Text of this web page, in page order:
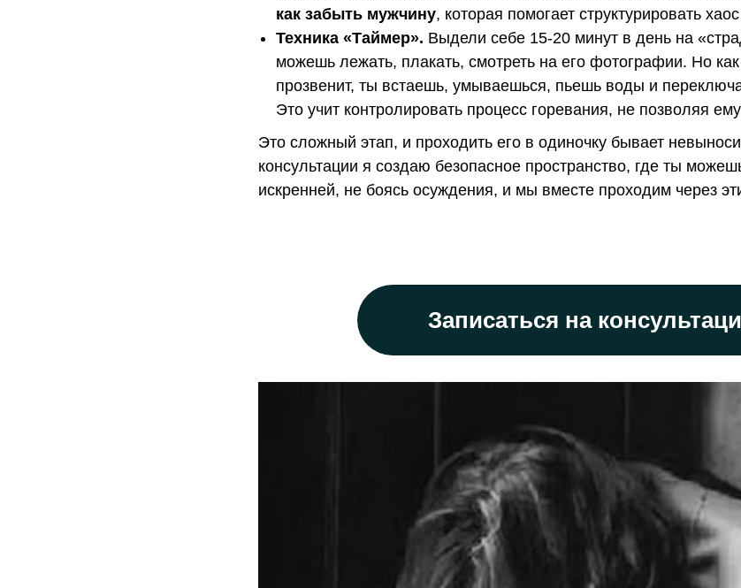
как забыть мужчину, которая помогает структурировать
Техника «Таймер». Выдели себе 15-20 минут в день на
можешь лежать, плакать, смотреть на его фотографии. Но
прозвенит, ты встаешь, умываешься, пьешь воды и
Это учит контролировать процесс горевания, не позволяя
Это сложный этап, и проходить его в одиночку бывает
консультации я создаю безопасное пространство, где ты
искренней, не боясь осуждения, и мы вместе проходим через
Записаться на